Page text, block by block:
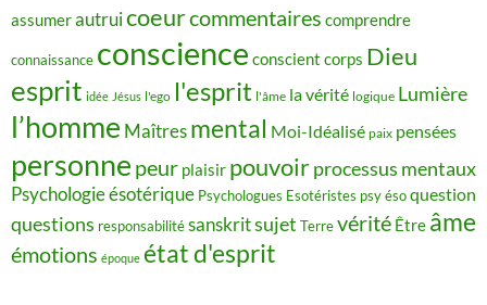
assumerautruicoeurcommentaires comprendre
connaissance conscience conscient corps Dieu
esprit idée Jésus l'ego l'esprit l'âme la vérité logique Lumière
l’homme Maîtres mental Moi-Idéalisé paix pensées
personne peur plaisir pouvoirprocessus mentaux
Psychologie ésotérique Psychologues Esotéristes psy ésoquestion
questions responsabilitésanskritsujet Terrevérité Être âme
émotions époque état d'esprit